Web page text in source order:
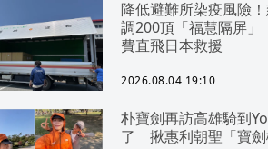
降低避難所染疫風險
調200頂「福慧隔屏
費直飛日本救援
2026.08.04 19:10
朴寶劍再訪高雄騎到
了 揪惠利朝聖「寶劍